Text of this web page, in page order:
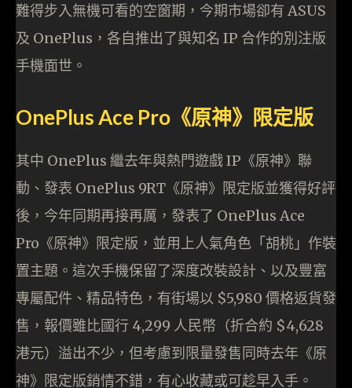
難得步入無機可看的空窗期，今期市場卻有 ASUS
及 OnePlus，各自推出了與知名 IP 合作的別注版
手機面世。
OnePlus Ace Pro《原神》限定版
其中 OnePlus 繼去年與熱門遊戲 IP《原神》聯
動、發表 OnePlus 9RT《原神》限定版並獲得好評
後，今年同期再接再厲，發表了 OnePlus Ace
Pro《原神》限定版，並用上人氣角色「胡桃」作裝
置主題。這次手機保留了深度改裝設計、以及豐富
專屬配件、精品特色，有街場以 $5,980 價格返貨發
售，報價雖比國行 4,299 人民幣（折合約 $4,628
港元）溢出不少，但考慮到限量發售同時去年《原
神》限定版銷情不錯，有心收藏或可趁早入手。